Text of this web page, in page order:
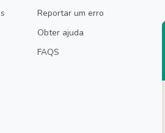
Reportar um erro
Obter ajuda
FAQS